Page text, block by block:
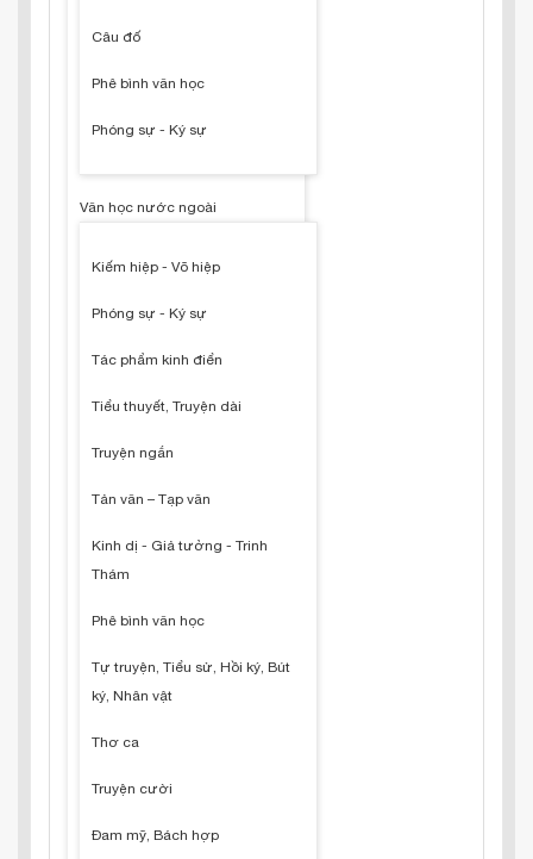
Câu đố
Phê bình văn học
Phóng sự - Ký sự
Văn học nước ngoài
Kiếm hiệp - Võ hiệp
Phóng sự - Ký sự
Tác phẩm kinh điển
Tiểu thuyết, Truyện dài
Truyện ngắn
Tản văn – Tạp văn
Kinh dị - Giả tưởng - Trinh
Thám
Phê bình văn học
Tự truyện, Tiểu sử, Hồi ký, Bút
ký, Nhân vật
Thơ ca
Truyện cười
Đam mỹ, Bách hợp